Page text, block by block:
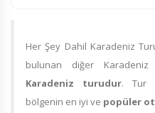
Her Şey Dahil Karadeniz
bulunan diğer
Karadeniz turudur. Tur
bölgenin en iyi ve popüler